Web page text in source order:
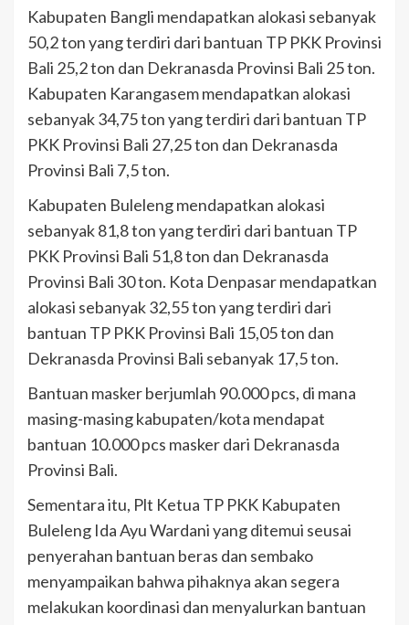
Kabupaten Bangli mendapatkan alokasi sebanyak
50,2 ton yang terdiri dari bantuan TP PKK Provinsi
Bali 25,2 ton dan Dekranasda Provinsi Bali 25 ton.
Kabupaten Karangasem mendapatkan alokasi
sebanyak 34,75 ton yang terdiri dari bantuan TP
PKK Provinsi Bali 27,25 ton dan Dekranasda
Provinsi Bali 7,5 ton.
Kabupaten Buleleng mendapatkan alokasi
sebanyak 81,8 ton yang terdiri dari bantuan TP
PKK Provinsi Bali 51,8 ton dan Dekranasda
Provinsi Bali 30 ton. Kota Denpasar mendapatkan
alokasi sebanyak 32,55 ton yang terdiri dari
bantuan TP PKK Provinsi Bali 15,05 ton dan
Dekranasda Provinsi Bali sebanyak 17,5 ton.
Bantuan masker berjumlah 90.000 pcs, di mana
masing-masing kabupaten/kota mendapat
bantuan 10.000 pcs masker dari Dekranasda
Provinsi Bali.
Sementara itu, Plt Ketua TP PKK Kabupaten
Buleleng Ida Ayu Wardani yang ditemui seusai
penyerahan bantuan beras dan sembako
menyampaikan bahwa pihaknya akan segera
melakukan koordinasi dan menyalurkan bantuan